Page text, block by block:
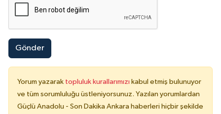
Gönder
Yorum yazarak topluluk kurallarımızı kabul etmiş bulunuyor
ve tüm sorumluluğu üstleniyorsunuz. Yazılan yorumlardan
Güçlü Anadolu - Son Dakika Ankara haberleri hiçbir şekilde